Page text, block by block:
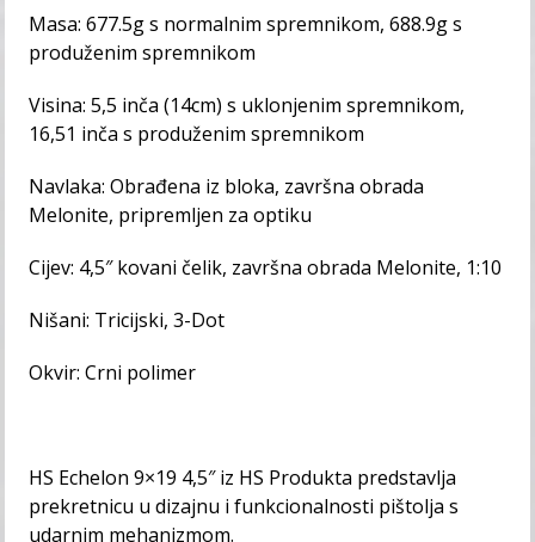
Masa: 677.5g s normalnim spremnikom, 688.9g s
produženim spremnikom
Visina: 5,5 inča (14cm) s uklonjenim spremnikom,
16,51 inča s produženim spremnikom
Navlaka: Obrađena iz bloka, završna obrada
Melonite, pripremljen za optiku
Cijev: 4,5″ kovani čelik, završna obrada Melonite, 1:10
Nišani: Tricijski, 3-Dot
Okvir: Crni polimer
HS Echelon 9×19 4,5″ iz HS Produkta predstavlja
prekretnicu u dizajnu i funkcionalnosti pištolja s
udarnim mehanizmom.